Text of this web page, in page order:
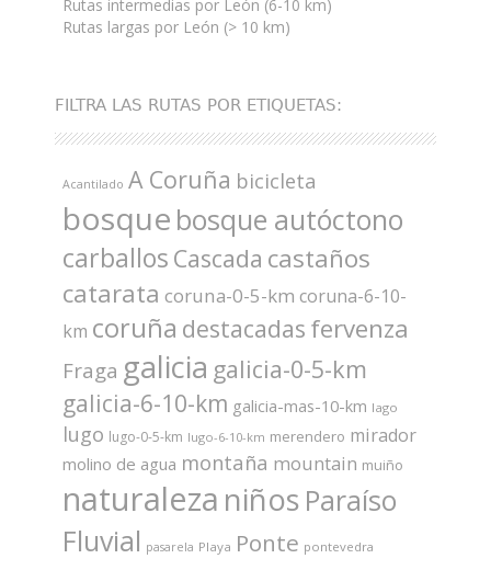
Rutas intermedias por León (6-10 km)
Rutas largas por León (> 10 km)
FILTRA LAS RUTAS POR ETIQUETAS:
Acantilado A Coruña bicicleta
bosque bosque autóctono
carballos Cascada castaños
catarata coruna-0-5-km coruna-6-10-
km coruña destacadas fervenza
Fraga galicia galicia-0-5-km
galicia-6-10-km galicia-mas-10-km lago
lugo lugo-0-5-km lugo-6-10-km merendero mirador
molino de agua montaña mountain muiño
naturaleza niños Paraíso
Fluvial pasarela Playa Ponte pontevedra